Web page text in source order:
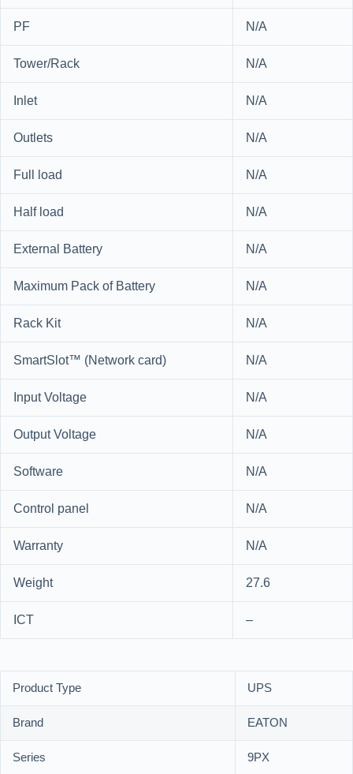
PF
N/A
Tower/Rack
N/A
Inlet
N/A
Outlets
N/A
Full load
N/A
Half load
N/A
External Battery
N/A
Maximum Pack of Battery
N/A
Rack Kit
N/A
SmartSlot™ (Network card)
N/A
Input Voltage
N/A
Output Voltage
N/A
Software
N/A
Control panel
N/A
Warranty
N/A
Weight
27.6
ICT
–
Product Type
UPS
Brand
EATON
Series
9PX